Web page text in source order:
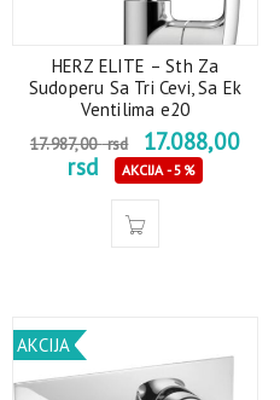
HERZ ELITE – Sth Za
Sudoperu Sa Tri Cevi, Sa Ek
Ventilima e20
17.987,00rsd
17.088,00
rsd
AKCIJA - 5%
AKCIJA